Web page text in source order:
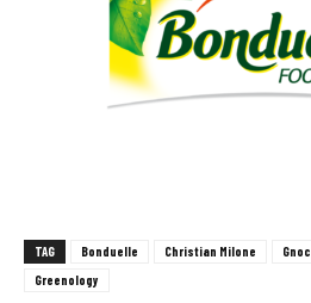
TAG Bonduelle Christian Milone
Greenology